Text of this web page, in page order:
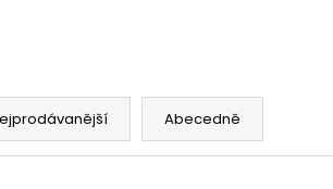
Abecedně
Doporučujeme